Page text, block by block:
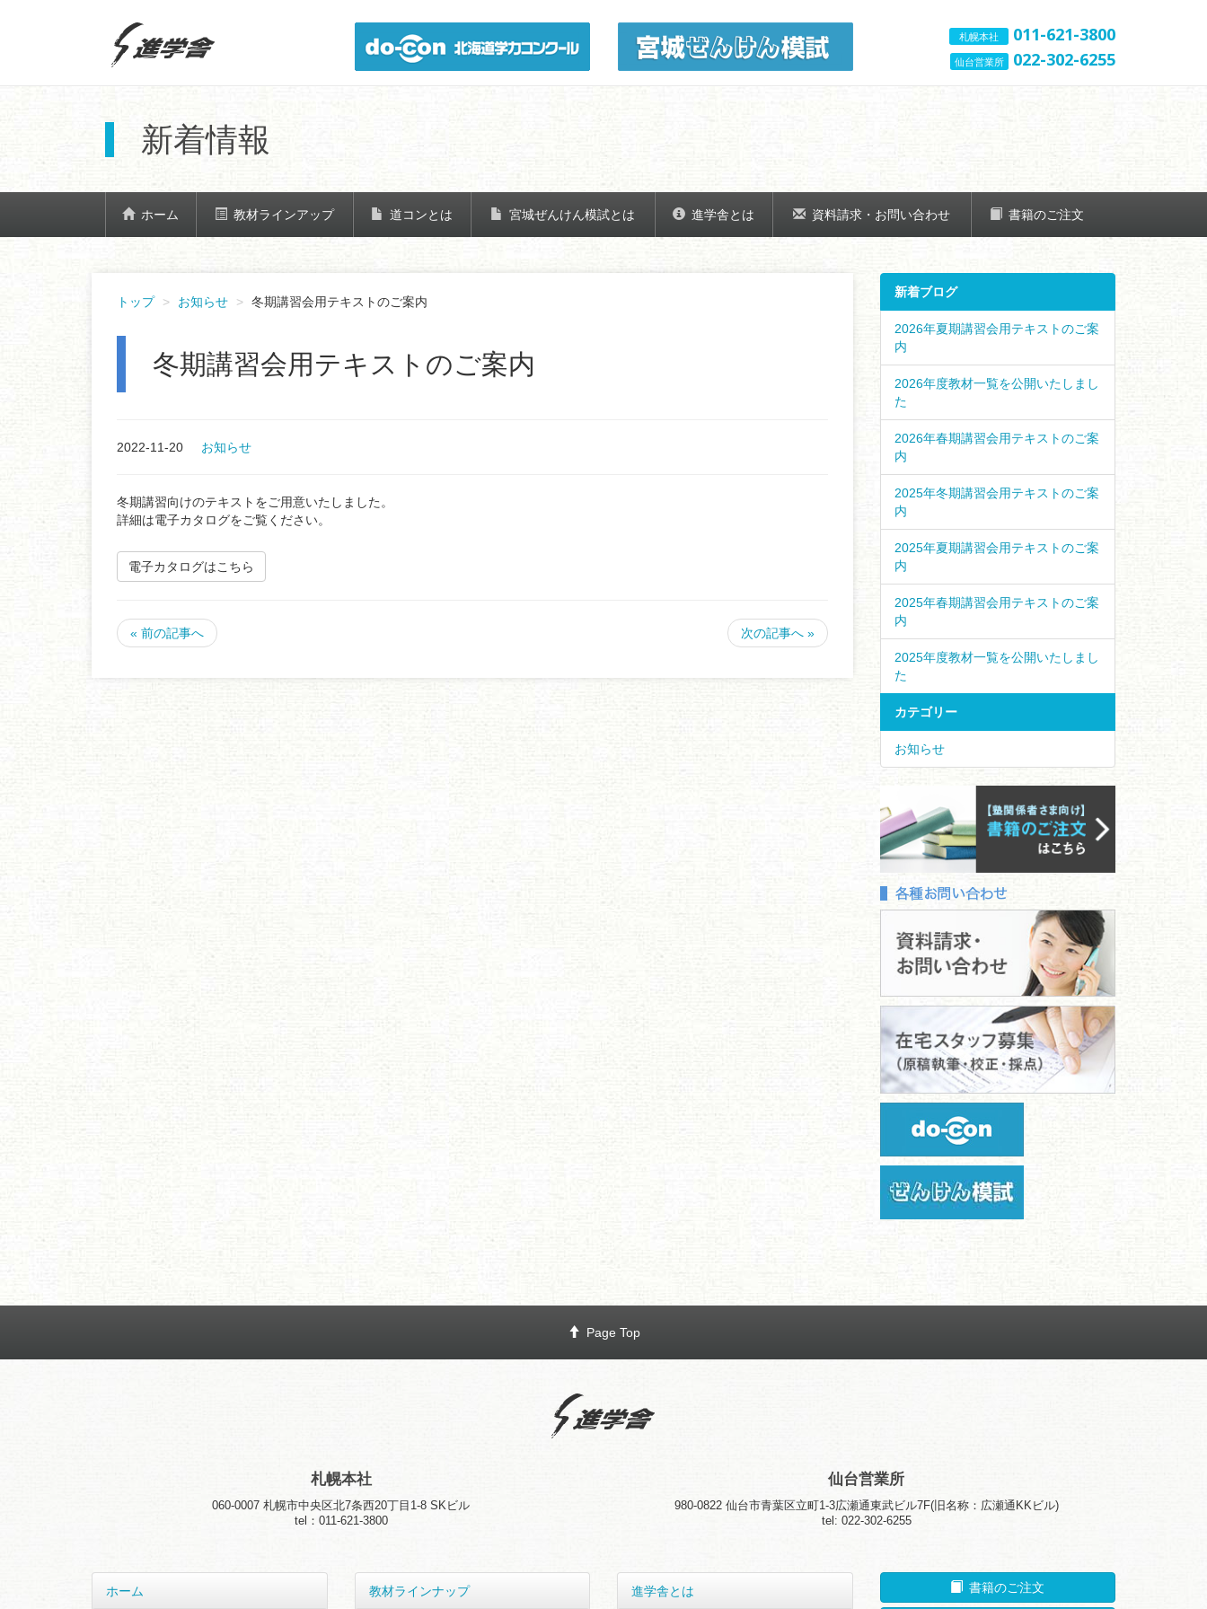
札幌本社 011-621-3800
仙台営業所 022-302-6255
新着情報
ホーム 教材ラインアップ 道コンとは 宮城ぜんけん模試とは 進学舎とは 資料請求・お問い合わせ 書籍のご注文
トップ お知らせ 冬期講習会用テキストのご案内
冬期講習会用テキストのご案内
2022-11-20 お知らせ
冬期講習向けのテキストをご用意いたしました。
詳細は電子カタログをご覧ください。
電子カタログはこちら
« 前の記事へ 次の記事へ »
新着ブログ
2026年夏期講習会用テキストのご案
内
2026年度教材一覧を公開いたしまし
た
2026年春期講習会用テキストのご案
内
2025年冬期講習会用テキストのご案
内
2025年夏期講習会用テキストのご案
内
2025年春期講習会用テキストのご案
内
2025年度教材一覧を公開いたしまし
た
カテゴリー
お知らせ
Page Top
札幌本社
060-0007 札幌市中央区北7条西20丁目1-8 SKビル
tel：011-621-3800
仙台営業所
980-0822 仙台市青葉区立町1-3広瀬通東武ビル7F(旧名称：広瀬通KKビル)
tel: 022-302-6255
ホーム 教材ラインナップ 進学舎とは 書籍のご注文